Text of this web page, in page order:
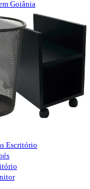
Goiânia
Escritório